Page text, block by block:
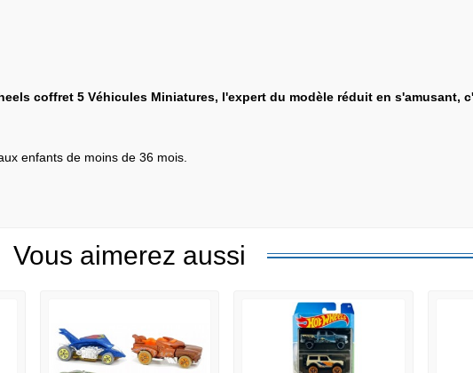
coffret 5 Véhicules Miniatures, l'expert du modèle réduit en s'amusant,
enfants de moins de 36 mois.
Vous aimerez aussi